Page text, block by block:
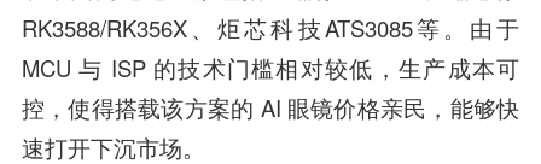
RK3588/RK356X、炬芯科技ATS3085等。由于
MCU 与 ISP 的技术门槛相对较低，生产成本可
控，使得搭载该方案的 AI 眼镜价格亲民，能够快
速打开下沉市场。